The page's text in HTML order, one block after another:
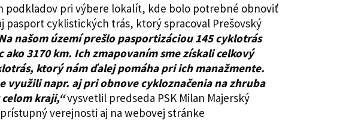
podkladov pri výbere lokalít, kde bolo potrebné obnoviť
pasport cyklistických trás, ktorý spracoval Prešovský
našom území prešlo pasportizáciou 145 cyklotrás
ako 3170 km. Ich zmapovaním sme získali celkový
ktorý nám ďalej pomáha pri ich manažmente.
využili napr. aj pri obnove cykloznačenia na zhruba
kraji,“vysvetlil predseda PSK Milan Majerský
verejnosti aj na webovej stránke